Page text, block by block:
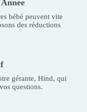
bébé peuvent vite
des réductions
gérante, Hind, qui
questions.